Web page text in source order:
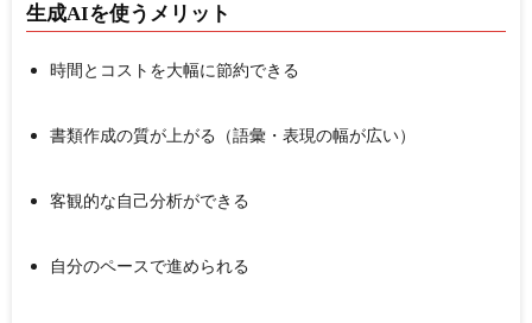
生成AIを使うメリット
時間とコストを大幅に節約できる
書類作成の質が上がる（語彙・表現の幅が広い）
客観的な自己分析ができる
自分のペースで進められる